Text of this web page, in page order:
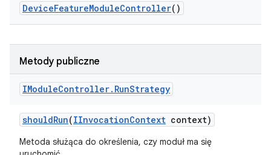
DeviceFeatureModuleController()
Metody publiczne
IModuleController. RunStrategy
shouldRun(IInvocationContext context)
Metoda służąca do określenia, czy moduł ma się